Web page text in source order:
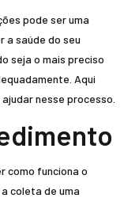
pode ser uma
a saúde do seu
seja o mais preciso
Aqui
nesse processo.
como funciona o
coleta de uma